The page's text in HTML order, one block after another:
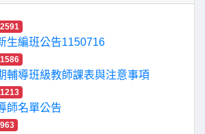
2591
生編班公告1150716
1586
輔導班級教師課表與注意事項
1213
師名單公告
963